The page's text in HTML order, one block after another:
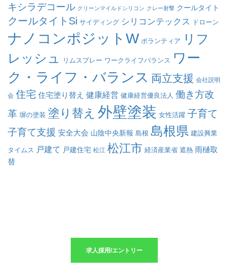
キシラデコール クリーンマイルドシリコン クレー射撃 クールタイト
クールタイトSi サイディング シリコンテックス ドローン
ナノコンポジットW ボランティア
リフ
レッシュ
リムスプレー ワークライフバランス ワー
ク・ライフ・バランス 両立支援 会社説明
会 住宅 住宅塗り替え 健康経営 健康経営優良法人 働き方改
革 塀の塗装 塗り替え 外壁塗装 女性活躍 子育て
子育て支援 安全大会 山陰中央新報 島根 島根県 建設興業
タイムス 戸建て 戸建住宅 松江 松江市 経済産業省 遮熱 雨樋取
替
求人採用/エントリー